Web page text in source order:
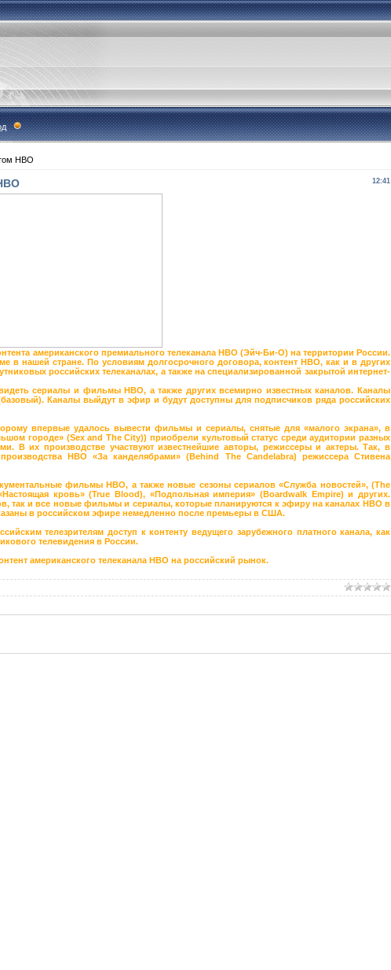
HBO
12:41
американского премиального телеканала НВО (Эйч-Би-О) на территории России.
нашей стране. По условиям долгосрочного договора, контент НВО, как и в других
российских телеканалах, а также на специализированной закрытой интернет-
сериалы и фильмы НВО, а также других всемирно известных каналов. Каналы
Каналы выйдут в эфир и будут доступны для подписчиков ряда российских
впервые удалось вывести фильмы и сериалы, снятые для «малого экрана», в
городе» (Sex and The City)) приобрели культовый статус среди аудитории разных
В их производстве участвуют известнейшие авторы, режиссеры и актеры. Так, в
НВО «За канделябрами» (Behind The Candelabra) режиссера Стивена
фильмы HBO, а также новые сезоны сериалов «Служба новостей», (The
кровь» (True Blood), «Подпольная империя» (Boardwalk Empire) и других.
так и все новые фильмы и сериалы, которые планируются к эфиру на каналах НВО в
в российском эфире немедленно после премьеры в США.
телезрителям доступ к контенту ведущего зарубежного платного канала, как
телевидения в России.
американского телеканала HBO на российский рынок.